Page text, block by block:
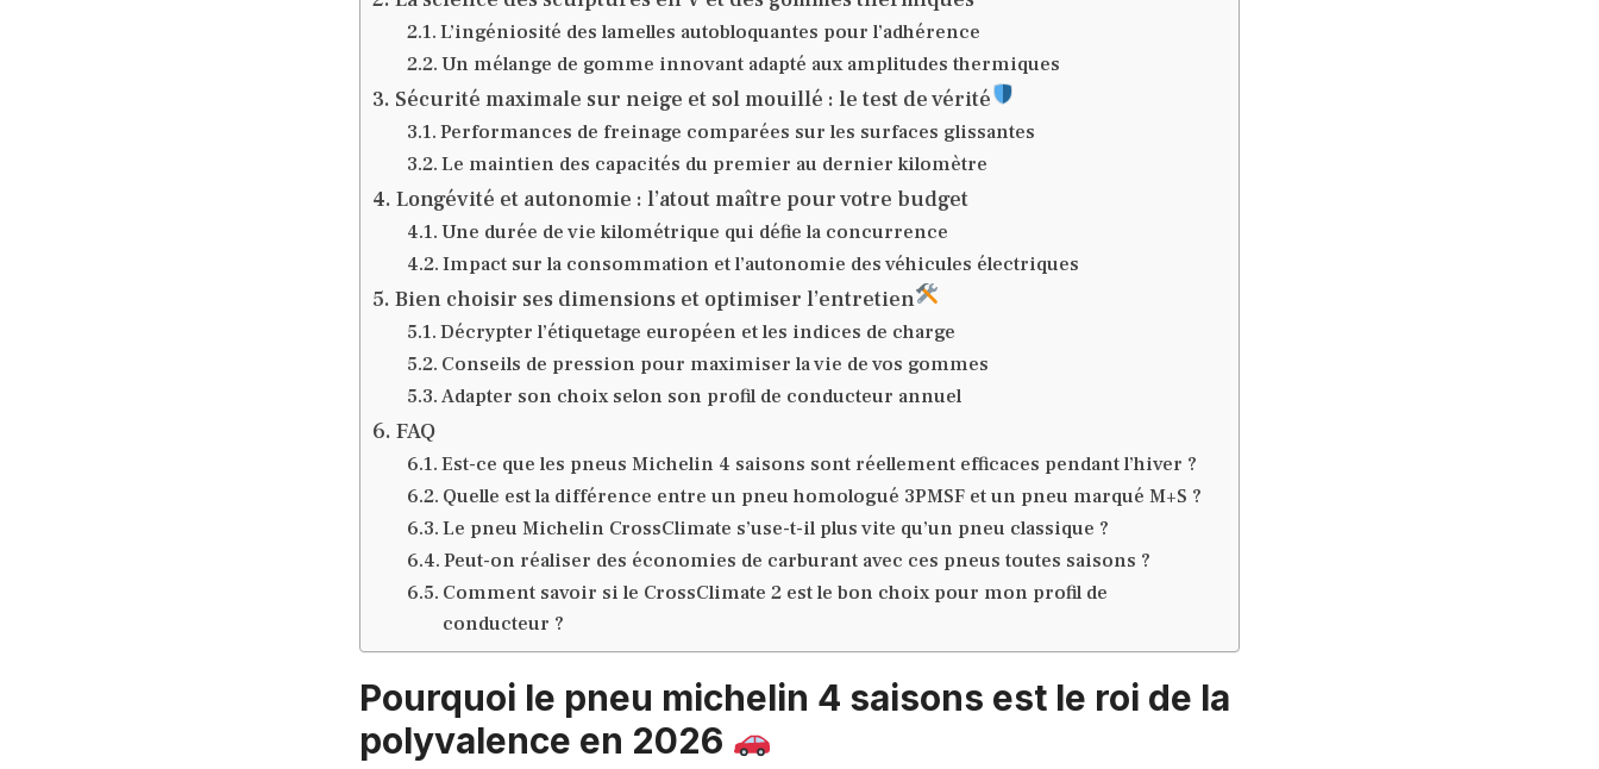
L’ingéniosité des lamelles autobloquantes pour l’adhérence
Un mélange de gomme innovant adapté aux amplitudes thermiques
Sécurité maximale sur neige et sol mouillé : le test de vérité
Performances de freinage comparées sur les surfaces glissantes
Le maintien des capacités du premier au dernier kilomètre
Longévité et autonomie : l’atout maître pour votre budget
Une durée de vie kilométrique qui défie la concurrence
Impact sur la consommation et l’autonomie des véhicules électriques
Bien choisir ses dimensions et optimiser l’entretien
Décrypter l’étiquetage européen et les indices de charge
Conseils de pression pour maximiser la vie de vos gommes
Adapter son choix selon son profil de conducteur annuel
FAQ
Est-ce que les pneus Michelin 4 saisons sont réellement efficaces pendant l’hiver ?
Quelle est la différence entre un pneu homologué 3PMSF et un pneu marqué M+S ?
Le pneu Michelin CrossClimate s’use-t-il plus vite qu’un pneu classique ?
Peut-on réaliser des économies de carburant avec ces pneus toutes saisons ?
Comment savoir si le CrossClimate 2 est le bon choix pour mon profil de
conducteur ?
Pourquoi le pneu michelin 4 saisons est le roi de la
polyvalence en 2026